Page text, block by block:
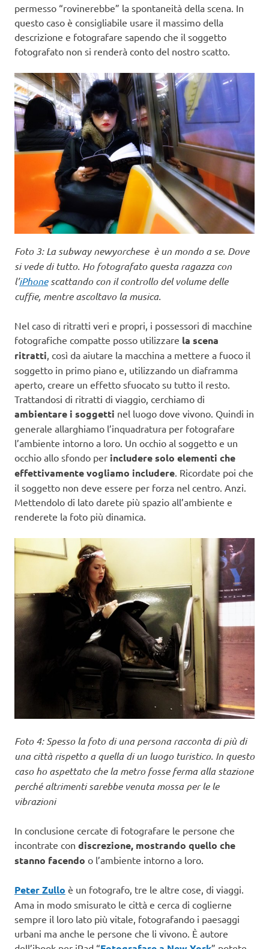
permesso “rovinerebbe” la spontaneità della scena. In
questo caso è consigliabile usare il massimo della
descrizione e fotografare sapendo che il soggetto
fotografato non si renderà conto del nostro scatto.
Foto 3: La subway newyorchese è un mondo a se. Dove
si vede di tutto. Ho fotografato questa ragazza con
l’iPhonescattando con il controllo del volume delle
cuffie, mentre ascoltavo la musica.
Nel caso di ritratti veri e propri, i possessori di macchine
fotografiche compatte posso utilizzare la scena
ritratti , così da aiutare la macchina a mettere a fuoco il
soggetto in primo piano e, utilizzando un diaframma
aperto, creare un effetto sfuocato su tutto il resto.
Trattandosi di ritratti di viaggio, cerchiamo di
ambientare i soggetti nel luogo dove vivono. Quindi in
generale allarghiamo l’inquadratura per fotografare
l’ambiente intorno a loro. Un occhio al soggetto e un
occhio allo sfondo per includere solo elementi che
effettivamente vogliamo includere . Ricordate poi che
il soggetto non deve essere per forza nel centro. Anzi.
Mettendolo di lato darete più spazio all’ambiente e
renderete la foto più dinamica.
Foto 4: Spesso la foto di una persona racconta di più di
una città rispetto a quella di un luogo turistico. In questo
caso ho aspettato che la metro fosse ferma alla stazione
perché altrimenti sarebbe venuta mossa per le le
vibrazioni
In conclusione cercate di fotografare le persone che
incontrate con discrezione, mostrando quello che
stanno facendo o l’ambiente intorno a loro.
Peter Zullo è un fotografo, tre le altre cose, di viaggi.
Ama in modo smisurato le città e cerca di coglierne
sempre il loro lato più vitale, fotografando i paesaggi
urbani ma anche le persone che li vivono. È autore